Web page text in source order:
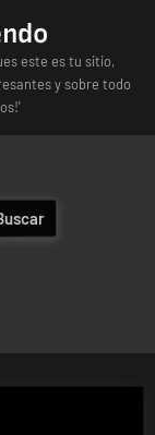
este es tu sitio,
y sobre todo